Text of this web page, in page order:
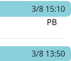
3/8 15:10
PB
3/8 13:50